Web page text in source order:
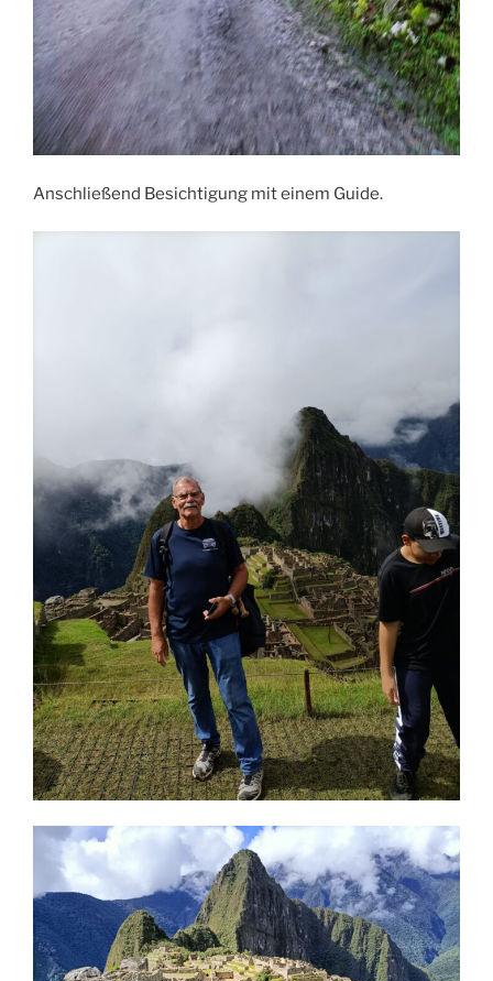
Anschließend Besichtigung mit einem Guide.